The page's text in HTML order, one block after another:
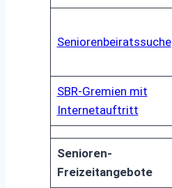
Seniorenbeiratssuche
SBR-Gremien mit
Internetauftritt
Senioren-
Freizeitangebote